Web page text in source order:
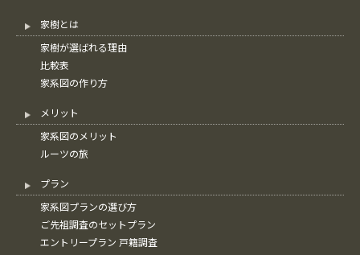
家樹とは
家樹が選ばれる理由
比較表
家系図の作り方
メリット
家系図のメリット
ルーツの旅
プラン
家系図プランの選び方
ご先祖調査のセットプラン
エントリープラン 戸籍調査